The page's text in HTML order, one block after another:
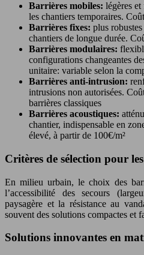
Barrières mobiles: légères
les chantiers temporaires.
Barrières fixes: plus
chantiers de longue durée.
Barrières modulaires:
configurations changeantes
unitaire: variable selon la
Barrières anti-intrusion:
intrusions non autorisées.
barrières classiques
Barrières acoustiques:
chantier, indispensable en
élevé, à partir de 100€/m²
Critères de sélection pour
En milieu urbain, le choix des
l’accessibilité des secours
paysagère et la résistance au
souvent des solutions compactes et
Solutions innovantes en